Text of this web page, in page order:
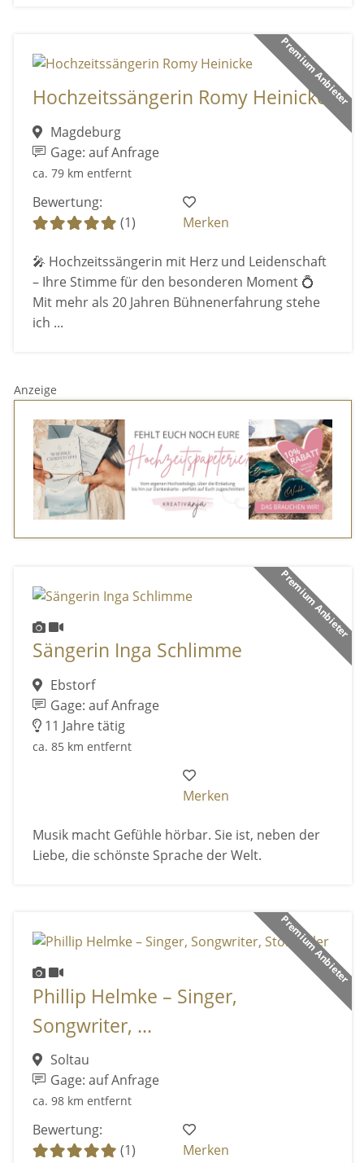
Premium Anbieter
Hochzeitssängerin Romy Heinicke
Magdeburg
Gage: auf Anfrage
ca. 79 km entfernt
Bewertung:
(1)
Merken
🎤 Hochzeitssängerin mit Herz und Leidenschaft
– Ihre Stimme für den besonderen Moment 💍
Mit mehr als 20 Jahren Bühnenerfahrung stehe
ich ...
Anzeige
Premium Anbieter
Sängerin Inga Schlimme
Ebstorf
Gage: auf Anfrage
11 Jahre tätig
ca. 85 km entfernt
Merken
Musik macht Gefühle hörbar. Sie ist, neben der
Liebe, die schönste Sprache der Welt.
Premium Anbieter
Phillip Helmke – Singer,
Songwriter, ...
Soltau
Gage: auf Anfrage
ca. 98 km entfernt
Bewertung:
(1)
Merken